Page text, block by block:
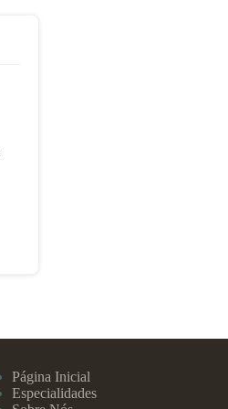
Página Inicial
Especialidades